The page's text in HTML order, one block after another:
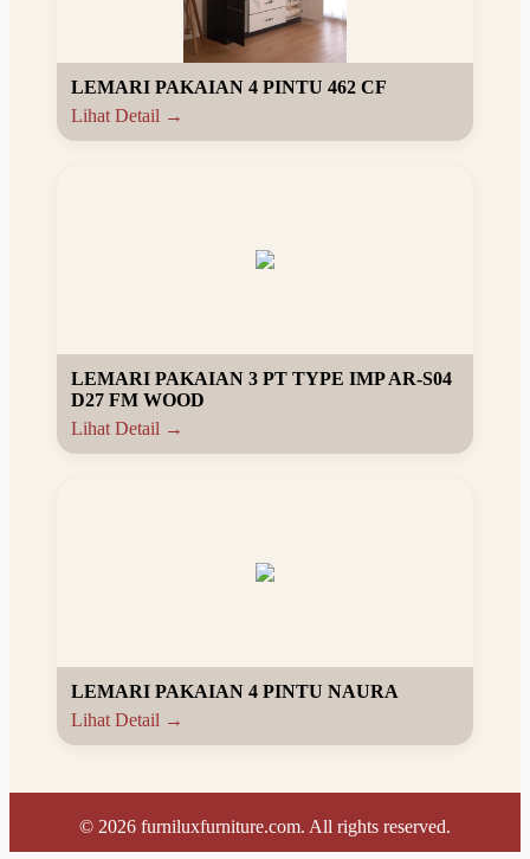
LEMARI PAKAIAN 4 PINTU 462 CF
Lihat Detail →
LEMARI PAKAIAN 3 PT TYPE IMP AR-S04
D27 FM WOOD
Lihat Detail →
LEMARI PAKAIAN 4 PINTU NAURA
Lihat Detail →
© 2026 furniluxfurniture.com. All rights reserved.